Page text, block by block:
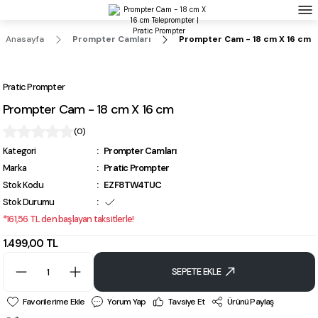
Prompter Cihazlarımızdan Birini Alana Mobil Uygulama Lisansı Sepette %50 İndirimli
Prompter Cihazlarımızdan Birini Alana Tripot Sepette %20 İndirimli
Anasayfa
Prompter Camları Prompter Cam - 18 cm X 16 cm
Pratic Prompter
Prompter Cam - 18 cm X 16 cm
(0)
Kategori
Prompter Camları
Marka
Pratic Prompter
Stok Kodu
EZF8TW4TUC
Stok Durumu
*161,56 TL den başlayan taksitlerle!
1.499,00 TL
SEPETE EKLE
Yorum Yap Tavsiye Et
Ürünü Paylaş